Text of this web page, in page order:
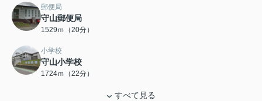
郵便局
守山郵便局
1529ｍ（20分）
小学校
守山小学校
1724ｍ（22分）
すべて見る